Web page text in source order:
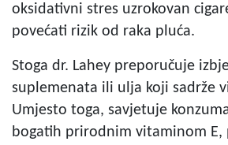
oksidativni stres uzrokovan
povećati rizik od raka pluća.
Stoga dr. Lahey preporučuje
suplemenata ili ulja koji sadrže
Umjesto toga, savjetuje
bogatih prirodnim vitaminom E,